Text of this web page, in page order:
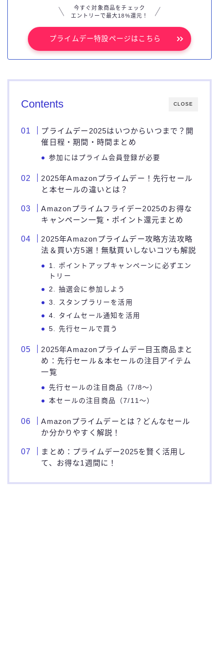
今すぐ対象商品をチェック
エントリーで最大18%還元！
プライムデー特設ページはこちら
CLOSE
Contents
プライムデー2025はいつからいつまで？開
催日程・期間・時間まとめ
参加にはプライム会員登録が必要
2025年Amazonプライムデー！先行セール
と本セールの違いとは？
Amazonプライムフライデー2025のお得な
キャンペーン一覧・ポイント還元まとめ
2025年Amazonプライムデー攻略方法攻略
法＆買い方5選！無駄買いしないコツも解説
1. ポイントアップキャンペーンに必ずエン
トリー
2. 抽選会に参加しよう
3. スタンプラリーを活用
4. タイムセール通知を活用
5. 先行セールで買う
2025年Amazonプライムデー目玉商品まと
め：先行セール＆本セールの注目アイテム
一覧
先行セールの注目商品（7/8～）
本セールの注目商品（7/11～）
Amazonプライムデーとは？どんなセール
か分かりやすく解説！
まとめ：プライムデー2025を賢く活用し
て、お得な1週間に！